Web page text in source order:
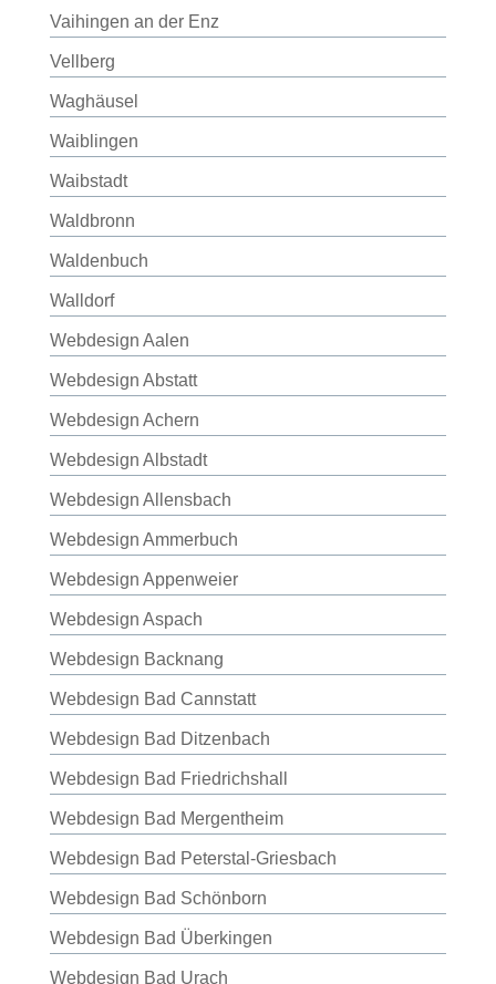
Vaihingen an der Enz
Vellberg
Waghäusel
Waiblingen
Waibstadt
Waldbronn
Waldenbuch
Walldorf
Webdesign Aalen
Webdesign Abstatt
Webdesign Achern
Webdesign Albstadt
Webdesign Allensbach
Webdesign Ammerbuch
Webdesign Appenweier
Webdesign Aspach
Webdesign Backnang
Webdesign Bad Cannstatt
Webdesign Bad Ditzenbach
Webdesign Bad Friedrichshall
Webdesign Bad Mergentheim
Webdesign Bad Peterstal-Griesbach
Webdesign Bad Schönborn
Webdesign Bad Überkingen
Webdesign Bad Urach